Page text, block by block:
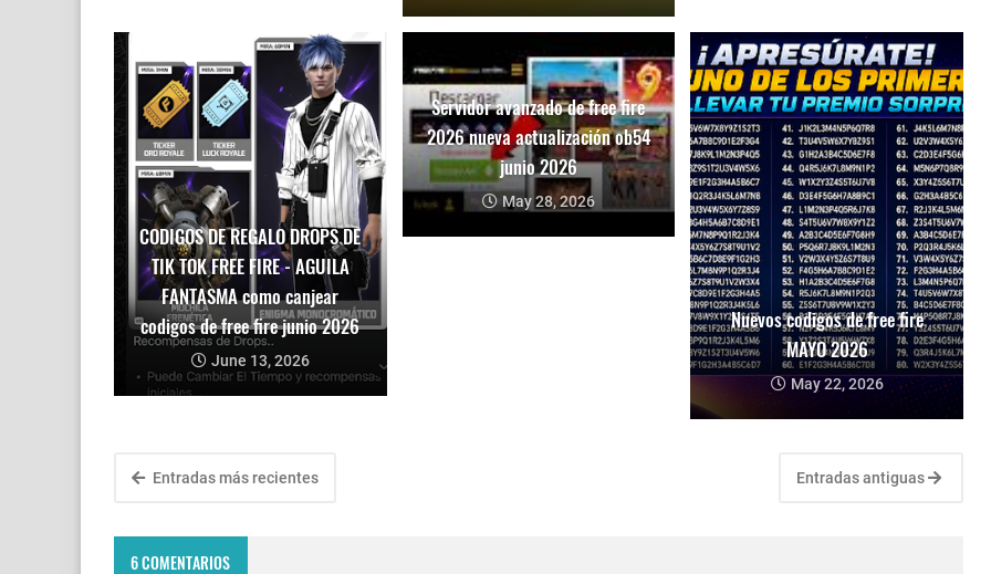
CODIGOS DE REGALO DROPS DE
TIK TOK FREE FIRE - AGUILA
FANTASMA como canjear
codigos de free fire junio 2026
June 13, 2026
Servidor avanzado de free fire
2026 nueva actualización ob54
junio 2026
May 28, 2026
Nuevos codigos de free fire
MAYO 2026
May 22, 2026
Entradas más recientes Entradas antiguas
6 COMENTARIOS